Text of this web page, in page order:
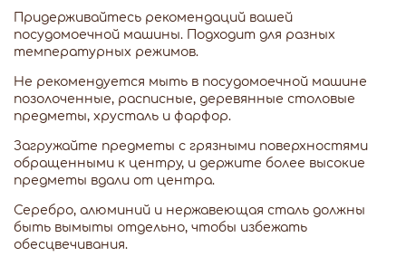
Придерживайтесь рекомендаций вашей
посудомоечной машины. Подходит для разных
температурных режимов.
Не рекомендуется мыть в посудомоечной машине
позолоченные, расписные, деревянные столовые
предметы, хрусталь и фарфор.
Загружайте предметы с грязными поверхностями
обращенными к центру, и держите более высокие
предметы вдали от центра.
Серебро, алюминий и нержавеющая сталь должны
быть вымыты отдельно, чтобы избежать
обесцвечивания.